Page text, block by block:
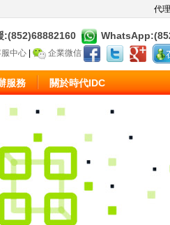
代
:(852)68882160
中心 企業微信
服務 關於時代IDC